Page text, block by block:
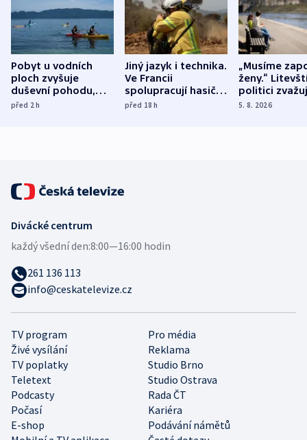
Pobyt u vodních
ploch zvyšuje
duševní pohodu,
ukázala
před 2h
Jiný jazyk i technika.
Ve Francii
spolupracují hasiči z
různých zemí
před 18h
„Musíme
ženy.“
politici
dohodu o
5. 8. 2026
TV program
Pro média
Živé vysílání
Reklama
TV poplatky
Studio Brno
Teletext
Studio Ostrava
Podcasty
Rada ČT
Počasí
Kariéra
E-shop
Podávání námětů
Divácké centrum
každý všední den:8:00—16:00 hodin
261 136 113
info@ceskatelevize.cz